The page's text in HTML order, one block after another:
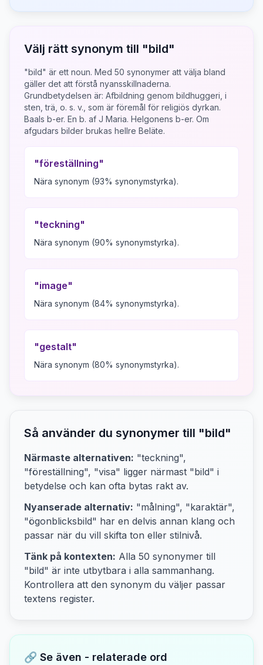
Välj rätt synonym till "bild"
"bild" är ett noun. Med 50 synonymer att välja bland
gäller det att förstå nyansskillnaderna.
Grundbetydelsen är: Afbildning genom bildhuggeri, i
sten, trä, o. s. v., som är föremål för religiös dyrkan.
Baals b-er. En b. af J Maria. Helgonens b-er. Om
afgudars bilder brukas hellre Beläte.
"föreställning"
Nära synonym (93% synonymstyrka).
"teckning"
Nära synonym (90% synonymstyrka).
"image"
Nära synonym (84% synonymstyrka).
"gestalt"
Nära synonym (80% synonymstyrka).
Så använder du synonymer till "bild"
Närmaste alternativen: "teckning",
"föreställning", "visa" ligger närmast "bild" i
betydelse och kan ofta bytas rakt av.
Nyanserade alternativ: "målning", "karaktär",
"ögonblicksbild" har en delvis annan klang och
passar när du vill skifta ton eller stilnivå.
Tänk på kontexten: Alla 50 synonymer till
"bild" är inte utbytbara i alla sammanhang.
Kontrollera att den synonym du väljer passar
textens register.
🔗 Se även - relaterade ord